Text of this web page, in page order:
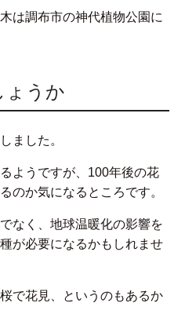
は調布市の神代植物公園に
ょうか
ました。
ようですが、100年後の花
のか気になるところです。
なく、地球温暖化の影響を
が必要になるかもしれませ
で花見、というのもあるか